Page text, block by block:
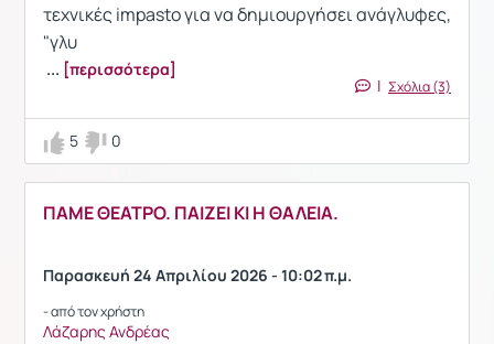
τεχνικές impasto για να δημιουργήσει ανάγλυφες,
"γλυ
... [περισσότερα]
| Σχόλια (3)
5 0
ΠΑΜΕ ΘΕΑΤΡΟ. ΠΑΙΖΕΙ ΚΙ Η ΘΑΛΕΙΑ.
Παρασκευή 24 Απριλίου 2026 - 10:02 π.μ.
- από τον χρήστη
Λάζαρης Ανδρέας